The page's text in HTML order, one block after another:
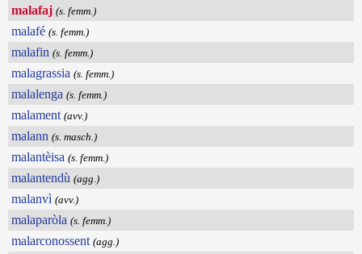
malafaj (s. femm.)
malafé (s. femm.)
malafin (s. femm.)
malagrassia (s. femm.)
malalenga (s. femm.)
malament (avv.)
malann (s. masch.)
malantèisa (s. femm.)
malantendù (agg.)
malanvì (avv.)
malaparòla (s. femm.)
malarconossent (agg.)